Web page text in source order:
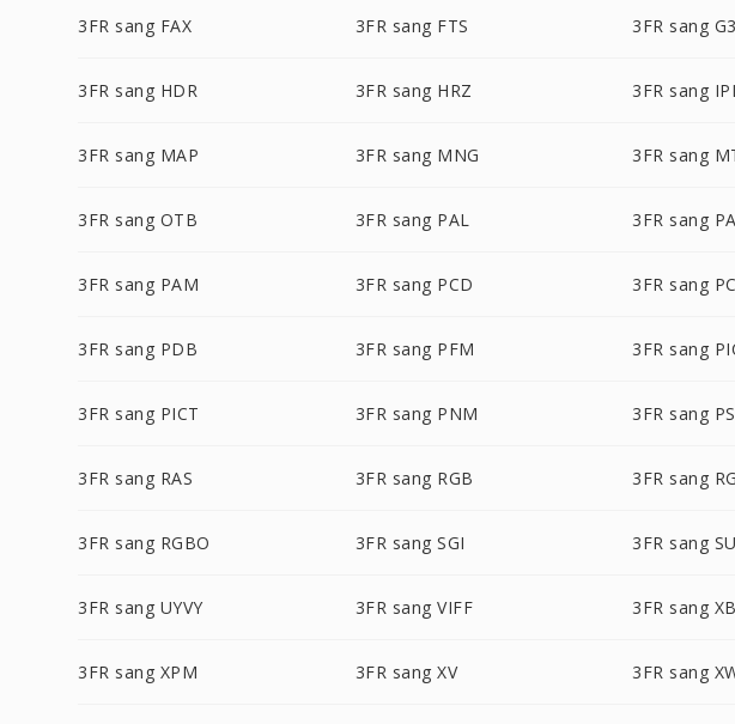
3FR sang FAX 3FR sang FTS 3FR sang G3
3FR sang HDR 3FR sang HRZ 3FR sang
3FR sang MAP 3FR sang MNG 3FR sang
3FR sang OTB 3FR sang PAL 3FR sang
3FR sang PAM 3FR sang PCD 3FR sang
3FR sang PDB 3FR sang PFM 3FR sang
3FR sang PICT 3FR sang PNM 3FR sang
3FR sang RAS 3FR sang RGB 3FR sang
3FR sang RGBO 3FR sang SGI 3FR sang
3FR sang UYVY 3FR sang VIFF 3FR sang
3FR sang XPM 3FR sang XV 3FR sang